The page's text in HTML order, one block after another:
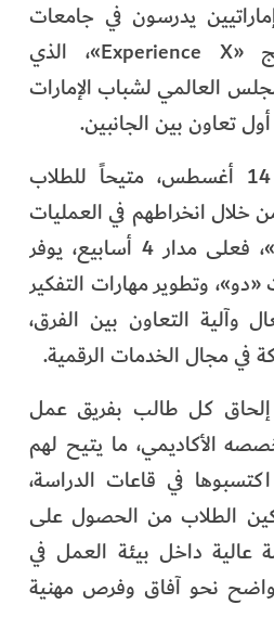
يدرسون في جامعات
أمريكية، ضمن برنامج «Experience X»، الذي
العالمي لشباب الإمارات
أول تعاون بين الجانبين.
ويمتد البرنامج حتى 14 أغسطس، متيحاً للطلاب
خلال انخراطهم في العمليات
التشغيلية لشركة «دو»، فعلى مدار 4 أسابيع، يوفر
وتطوير مهارات التفكير
وآلية التعاون بين الفرق،
في مجال الخدمات الرقمية.
إلحاق كل طالب بفريق عمل
الأكاديمي، ما يتيح لهم
في قاعات الدراسة،
الطلاب من الحصول على
عالية داخل بيئة العمل في
واضح نحو آفاق وفرص مهنية